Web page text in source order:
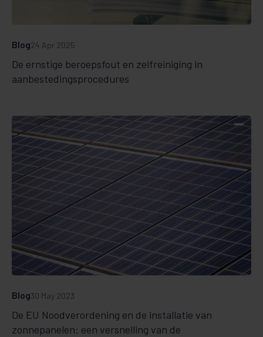
De ernstige beroepsfout en zelfreiniging in
aanbestedingsprocedures
Blog24 Apr 2025
De EU Noodverordening en de installatie van
zonnepanelen: een versnelling van de
Blog30 May 2023